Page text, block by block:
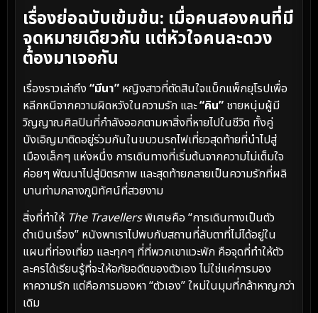
เรื่องย่อฉบับเข้มข้น: เมื่อคนสองคนที่มี
จุดหมายเดียวกัน แต่หัวใจคนละดวง
ต้องมาเจอกัน
เรื่องราวเล่าถึง “มีนา” หญิงสาวที่ตัดสินใจแบ็กแพ็กยุโรปเพื่อ
หลีกหนีจากความผิดหวังในความรัก และ“คิน” ชายหนุ่มผู้มี
วิญญาณศิลปินที่กำลังออกตามหาสิ่งที่หายไปในชีวิต ทั้งคู่
บังเอิญมาติดอยู่ร่วมกันในขบวนรถไฟเที่ยวสุดท้ายที่นำไปสู่
เมืองเล็กๆ แห่งหนึ่ง การเดินทางที่เริ่มต้นจากความไม่เต็มใจ
ค่อยๆ พัฒนาไปสู่มิตรภาพ และสุดท้ายกลายเป็นความรักที่ผลิ
บานท่ามกลางภูมิทัศน์ที่สวยงาม
สิ่งที่ทำให้ The Travellersพิเศษคือ “การเดินทางเป็นตัว
ดำเนินเรื่อง” หนังพาเราไปพบกับสถานที่ลับตาที่ไม่ได้อยู่ใน
แผนที่ท่องเที่ยว และทุกๆ ที่ที่พวกเขาแวะพัก คือจุดที่ทำให้ตัว
ละครได้เรียนรู้ที่จะให้อภัยอดีตของตัวเอง ไม่ใช่แค่การมอง
หาความรัก แต่คือการมองหา “ตัวเอง” ใหม่ในมุมที่กล้าหาญกว่า
เดิม